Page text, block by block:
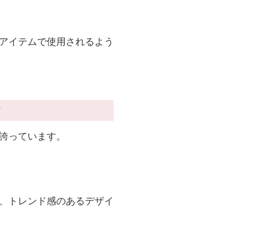
イテムで使用されるよう
ています。
トレンド感のあるデザイ